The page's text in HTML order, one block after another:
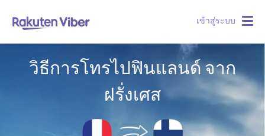
เข้าสู่ระบบ
วิธีการโทรไปฟินแลนด์ จาก
ฝรั่งเศส